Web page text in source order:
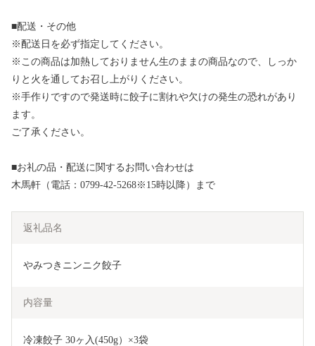
■配送・その他
※配送日を必ず指定してください。
※この商品は加熱しておりません生のままの商品なので、しっか
りと火を通してお召し上がりください。
※手作りですので発送時に餃子に割れや欠けの発生の恐れがあり
ます。
ご了承ください。
■お礼の品・配送に関するお問い合わせは
木馬軒（電話：0799-42-5268※15時以降）まで
返礼品名
やみつきニンニク餃子
内容量
冷凍餃子 30ヶ入(450g）×3袋